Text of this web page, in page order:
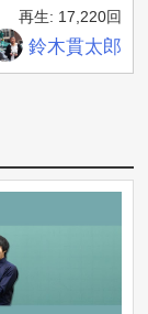
再生: 17,220回
鈴木貫太郎